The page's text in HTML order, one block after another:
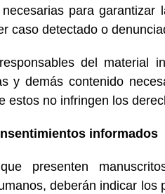
para
caso detectado o
del material
y demás contenido
estos no infringen los
informados
presenten
deberán indicar